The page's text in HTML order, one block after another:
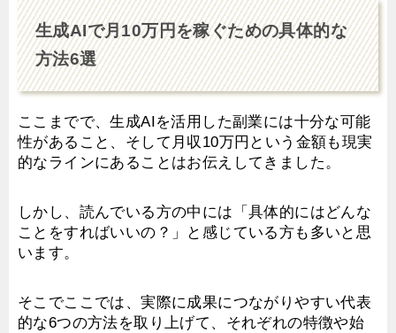
生成AIで月10万円を稼ぐための具体的な
方法6選
ここまでで、生成AIを活用した副業には十分な可能
性があること、そして月収10万円という金額も現実
的なラインにあることはお伝えしてきました。
しかし、読んでいる方の中には「具体的にはどんな
ことをすればいいの？」と感じている方も多いと思
います。
そこでここでは、実際に成果につながりやすい代表
的な6つの方法を取り上げて、それぞれの特徴や始